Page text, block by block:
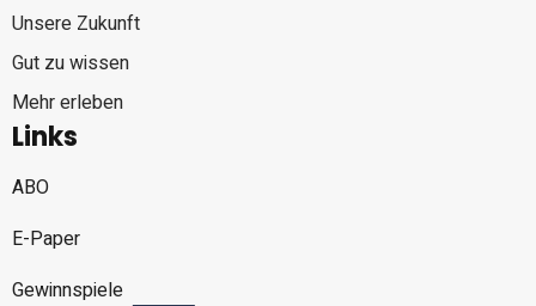
Unsere Zukunft
Gut zu wissen
Mehr erleben
Links
ABO
E-Paper
Gewinnspiele